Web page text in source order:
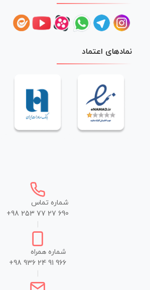
نمادهای اعتماد
شماره تماس
+98 253 77 27 690
شماره همراه
+98 936 24 91 966